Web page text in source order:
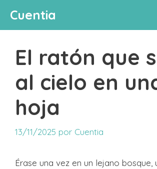
contenido
Cuentia
El ratón que
al cielo en
hoja
13/11/2025 por Cuentia
Érase una vez en un lejano bosque,